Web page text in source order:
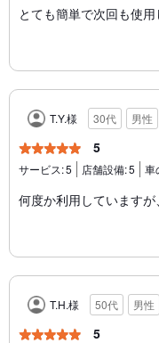
とても簡単で次回も使用
T.Y.様 30代 男性
5
サービス:5 店舗設備:5 車
何度か利用していますが
T.H.様 50代 男性
5